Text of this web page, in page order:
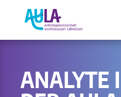
ANALYTE